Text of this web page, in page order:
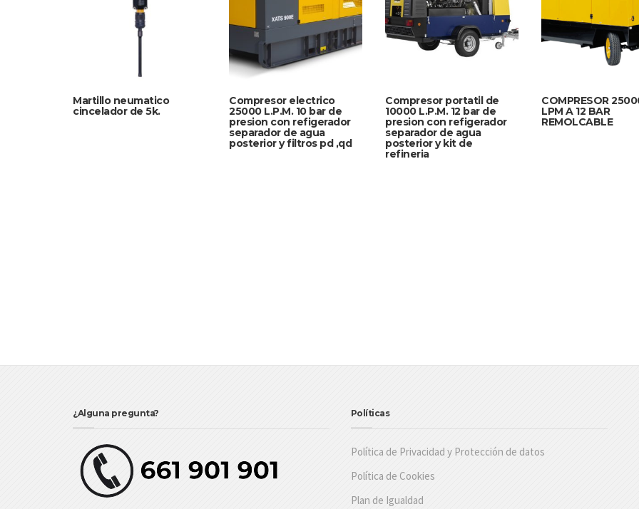
Martillo neumatico
cincelador de 5k.
Compresor electrico
25000 L.P.M. 10 bar de
presion con refigerador
separador de agua
posterior y filtros pd ,qd
Compresor portatil de
10000 L.P.M. 12 bar de
presion con refigerador
separador de agua
posterior y kit de
refineria
COMPRESOR
LPM A 12 BAR
REMOLCABLE
¿Alguna pregunta? Políticas
Política de Privacidad y Protección de datos
Política de Cookies
Plan de Igualdad